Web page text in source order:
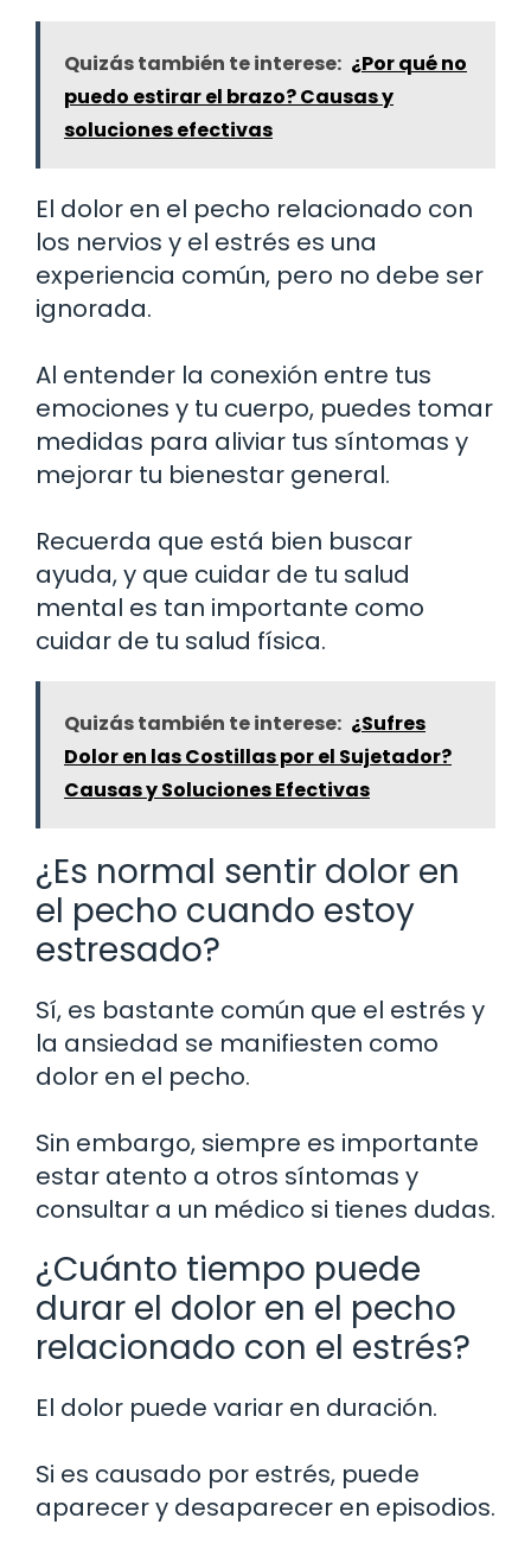
Quizás también te interese: ¿Por qué no
puedo estirar el brazo? Causas y
soluciones efectivas
El dolor en el pecho relacionado con
los nervios y el estrés es una
experiencia común, pero no debe ser
ignorada.
Al entender la conexión entre tus
emociones y tu cuerpo, puedes tomar
medidas para aliviar tus síntomas y
mejorar tu bienestar general.
Recuerda que está bien buscar
ayuda, y que cuidar de tu salud
mental es tan importante como
cuidar de tu salud física.
Quizás también te interese: ¿Sufres
Dolor en las Costillas por el Sujetador?
Causas y Soluciones Efectivas
¿Es normal sentir dolor en
el pecho cuando estoy
estresado?
Sí, es bastante común que el estrés y
la ansiedad se manifiesten como
dolor en el pecho.
Sin embargo, siempre es importante
estar atento a otros síntomas y
consultar a un médico si tienes dudas.
¿Cuánto tiempo puede
durar el dolor en el pecho
relacionado con el estrés?
El dolor puede variar en duración.
Si es causado por estrés, puede
aparecer y desaparecer en episodios.